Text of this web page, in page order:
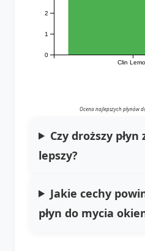
Clin
0
1
2
Ocena najlepszych płynów
Czy droższy
lepszy?
Jakie cechy
płyn do mycia